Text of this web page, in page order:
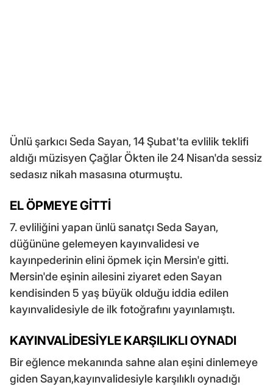
Ünlü şarkıcı Seda Sayan, 14 Şubat'ta evlilik teklifi
aldığı müzisyen Çağlar Ökten ile 24 Nisan'da sessiz
sedasız nikah masasına oturmuştu.
EL ÖPMEYE GİTTİ
7. evliliğini yapan ünlü sanatçı Seda Sayan,
düğününe gelemeyen kayınvalidesi ve
kayınpederinin elini öpmek için Mersin'e gitti.
Mersin'de eşinin ailesini ziyaret eden Sayan
kendisinden 5 yaş büyük olduğu iddia edilen
kayınvalidesiyle de ilk fotoğrafını yayınlamıştı.
KAYINVALİDESİYLE KARŞILIKLI OYNADI
Bir eğlence mekanında sahne alan eşini dinlemeye
giden Sayan,kayınvalidesiyle karşılıklı oynadığı